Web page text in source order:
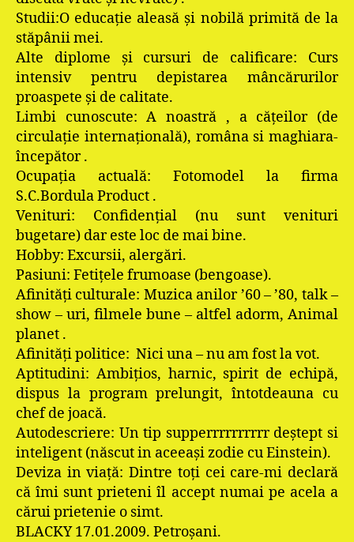
Studii:O educaţie aleasă şi nobilă primită de la
stăpânii mei.
Alte diplome şi cursuri de calificare: Curs
intensiv pentru depistarea mâncărurilor
proaspete şi de calitate.
Limbi cunoscute: A noastră , a căţeilor (de
circulaţie internaţională), româna si maghiara-
începător .
Ocupaţia actuală: Fotomodel la firma
S.C.Bordula Product .
Venituri: Confidenţial (nu sunt venituri
bugetare) dar este loc de mai bine.
Hobby: Excursii, alergări.
Pasiuni: Fetiţele frumoase (bengoase).
Afinităţi culturale: Muzica anilor ’60 – ’80, talk –
show – uri, filmele bune – altfel adorm, Animal
planet .
Afinităţi politice: Nici una – nu am fost la vot.
Aptitudini: Ambiţios, harnic, spirit de echipă,
dispus la program prelungit, întotdeauna cu
chef de joacă.
Autodescriere: Un tip supperrrrrrrrrr deştept si
inteligent (născut in aceeaşi zodie cu Einstein).
Deviza in viaţă: Dintre toţi cei care-mi declară
că îmi sunt prieteni îl accept numai pe acela a
cărui prietenie o simt.
BLACKY 17.01.2009. Petroşani.